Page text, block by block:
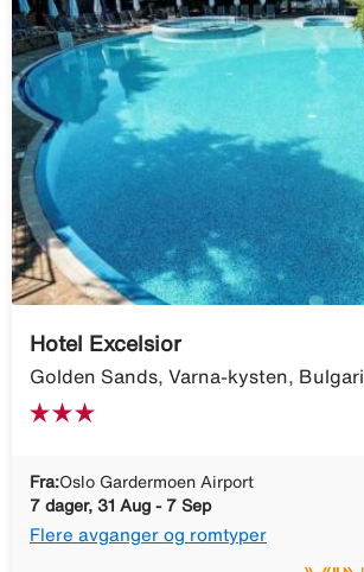
Hotel Excelsior
Golden Sands, Varna-kysten,
Fra:Oslo Gardermoen Airport
7 dager, 31 Aug - 7 Sep
Flere avganger og romtyper